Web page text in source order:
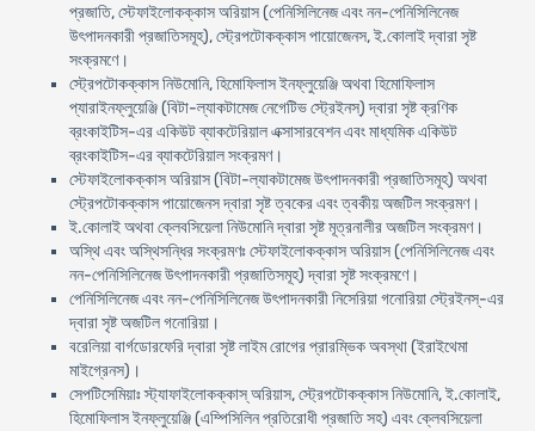
প্রজাতি, স্টেফাইলোকক্কাস অরিয়াস (পেনিসিলিনেজ এবং নন-পেনিসিলিনেজ
উৎপাদনকারী প্রজাতিসমূহ), স্ট্রেপটোকক্কাস পায়োজেনস, ই.কোলাই দ্বারা সৃষ্ট
সংক্রমণে।
স্ট্রেপটোকক্কাস নিউমোনি, হিমোফিলাস ইনফ্লুয়েঞ্জি অথবা হিমোফিলাস
প্যারাইনফ্লুয়েঞ্জি (বিটা-ল্যাকটামেজ নেগেটিভ স্ট্রেইনস্) দ্বারা সৃষ্ট ক্রণিক
ব্রংকাইটিস-এর একিউট ব্যাকটেরিয়াল এক্সাসারবেশন এবং মাধ্যমিক একিউট
ব্রংকাইটিস-এর ব্যাকটেরিয়াল সংক্রমণ।
স্টেফাইলোকক্কাস অরিয়াস (বিটা-ল্যাকটামেজ উৎপাদনকারী প্রজাতিসমূহ) অথবা
স্ট্রেপটোকক্কাস পায়োজেনস দ্বারা সৃষ্ট ত্বকের এবং ত্বকীয় অজটিল সংক্রমণ।
ই.কোলাই অথবা ক্লেবসিয়েলা নিউমোনি দ্বারা সৃষ্ট মূত্রনালীর অজটিল সংক্রমণ।
অস্থি এবং অস্থিসন্ধির সংক্রমণঃ স্টেফাইলোকক্কাস অরিয়াস (পেনিসিলিনেজ এবং
নন-পেনিসিলিনেজ উৎপাদনকারী প্রজাতিসমূহ) দ্বারা সৃষ্ট সংক্রমণে।
পেনিসিলিনেজ এবং নন-পেনিসিলিনেজ উৎপাদনকারী নিসেরিয়া গনোরিয়া স্ট্রেইনস্-এর
দ্বারা সৃষ্ট অজটিল গনোরিয়া।
বরেলিয়া বার্গডোরফেরি দ্বারা সৃষ্ট লাইম রোগের প্রারম্ভিক অবস্থা (ইরাইথেমা
মাইগ্রেনস)।
সেপটিসেমিয়াঃ স্ট্যাফাইলোকক্কাস্ অরিয়াস, স্ট্রেপটোকক্কাস নিউমোনি, ই.কোলাই,
হিমোফিলাস ইনফ্লুয়েঞ্জি (এম্পিসিলিন প্রতিরোধী প্রজাতি সহ) এবং ক্লেবসিয়েলা